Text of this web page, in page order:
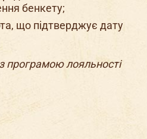
бенкету;
що підтверджує дату
програмою лояльності